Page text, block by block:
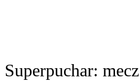
Superpuchar: